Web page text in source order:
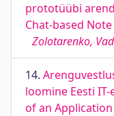
prototüübi
Chat-based
Zolotarenko,
14.
loomine Eesti
of an